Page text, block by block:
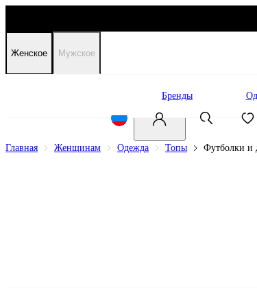
Женское Мужское
Бренды
Главная Женщинам Одежда Топы Футболки и